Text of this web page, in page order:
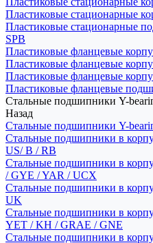
Пластиковые стационарные
Пластиковые стационарные
SPB
Пластиковые фланцевые
Пластиковые фланцевые
Пластиковые фланцевые
Пластиковые фланцевые
Стальные подшипники Y-
Назад
Стальные подшипники Y-
Стальные подшипники в
US/ B / RB
Стальные подшипники в
/ GYE / YAR / UCX
Стальные подшипники в
UK
Стальные подшипники в
YET / KH / GRAE / GNE
Стальные подшипники в